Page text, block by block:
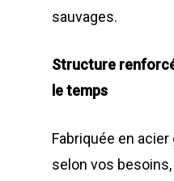
sauvages.
Structure
le temps
Fabriquée en
selon vos